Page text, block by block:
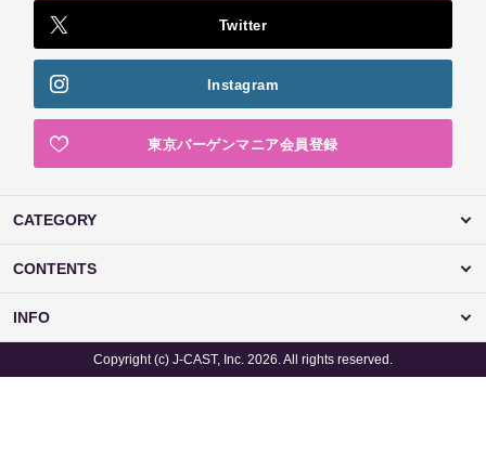
Twitter
Instagram
東京バーゲンマニア会員登録
CATEGORY
CONTENTS
INFO
Copyright (c) J-CAST, Inc. 2026. All rights reserved.